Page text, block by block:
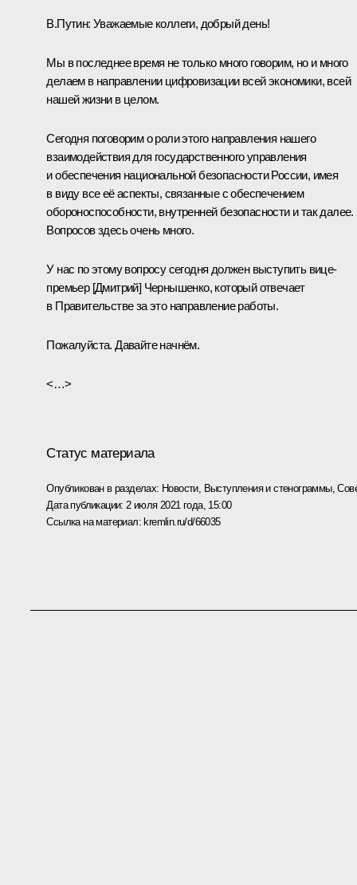
В.Путин: Уважаемые коллеги, добрый день!
Мы в последнее время не только много говорим, но и много
делаем в направлении цифровизации всей экономики, всей
нашей жизни в целом.
Сегодня поговорим о роли этого направления нашего
взаимодействия для государственного управления
и обеспечения национальной безопасности России, имея
в виду все её аспекты, связанные с обеспечением
обороноспособности, внутренней безопасности и так далее.
Вопросов здесь очень много.
У нас по этому вопросу сегодня должен выступить вице-
премьер [Дмитрий] Чернышенко, который отвечает
в Правительстве за это направление работы.
Пожалуйста. Давайте начнём.
<…>
Статус материала
Опубликован в разделах: Новости, Выступления и стенограммы,
Дата публикации: 2 июля 2021 года, 15:00
Ссылка на материал: kremlin.ru/d/66035